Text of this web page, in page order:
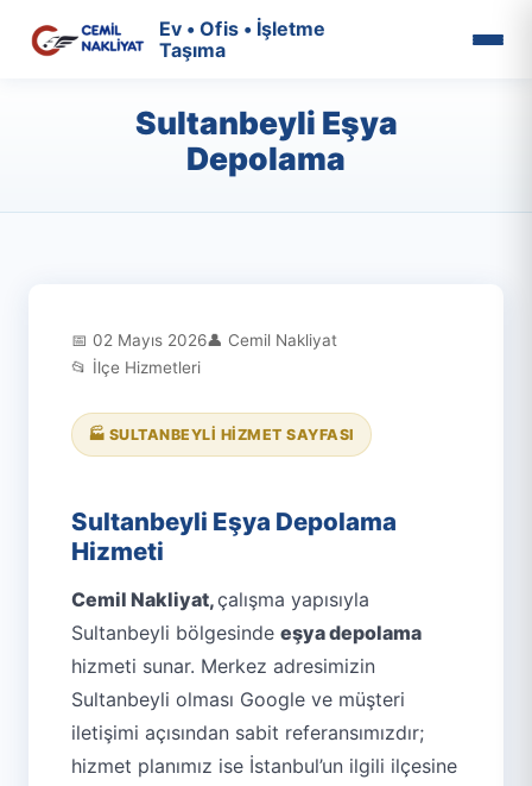
Ev • Ofis • İşletme
Taşıma
Sultanbeyli Eşya
Depolama
📅 02 Mayıs 2026👤 Cemil Nakliyat
📂 İlçe Hizmetleri
🏭 SULTANBEYLI HIZMET SAYFASI
Sultanbeyli Eşya Depolama
Hizmeti
Cemil Nakliyat,çalışma yapısıyla
Sultanbeyli bölgesinde eşya depolama
hizmeti sunar. Merkez adresimizin
Sultanbeyli olması Google ve müşteri
iletişimi açısından sabit referansımızdır;
hizmet planımız ise İstanbul’un ilgili ilçesine